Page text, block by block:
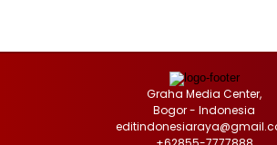
Graha Media Center,
Bogor - Indonesia